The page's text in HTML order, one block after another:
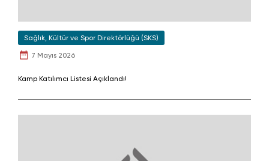
Sağlık, Kültür ve Spor Direktörlüğü (SKS)
7 Mayıs 2026
Kamp Katılımcı Listesi Açıklandı!